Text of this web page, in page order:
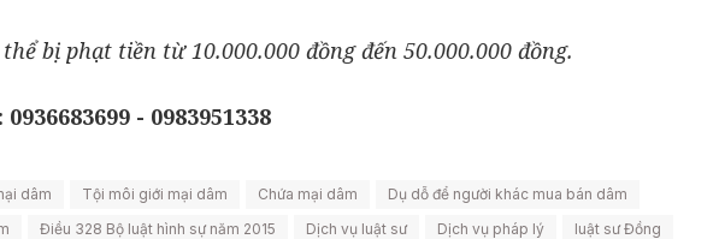
bị phạt tiền từ 10.000.000 đồng đến 50.000.000 đồng.
- 0983951338
dâm Tội môi giới mại dâm Chứa mại dâm
Dụ dỗ để người khác mua bán dâm
Điều 328 Bộ luật hình sự năm 2015 Dịch vụ luật sư Dịch vụ pháp lý luật sư Đồng